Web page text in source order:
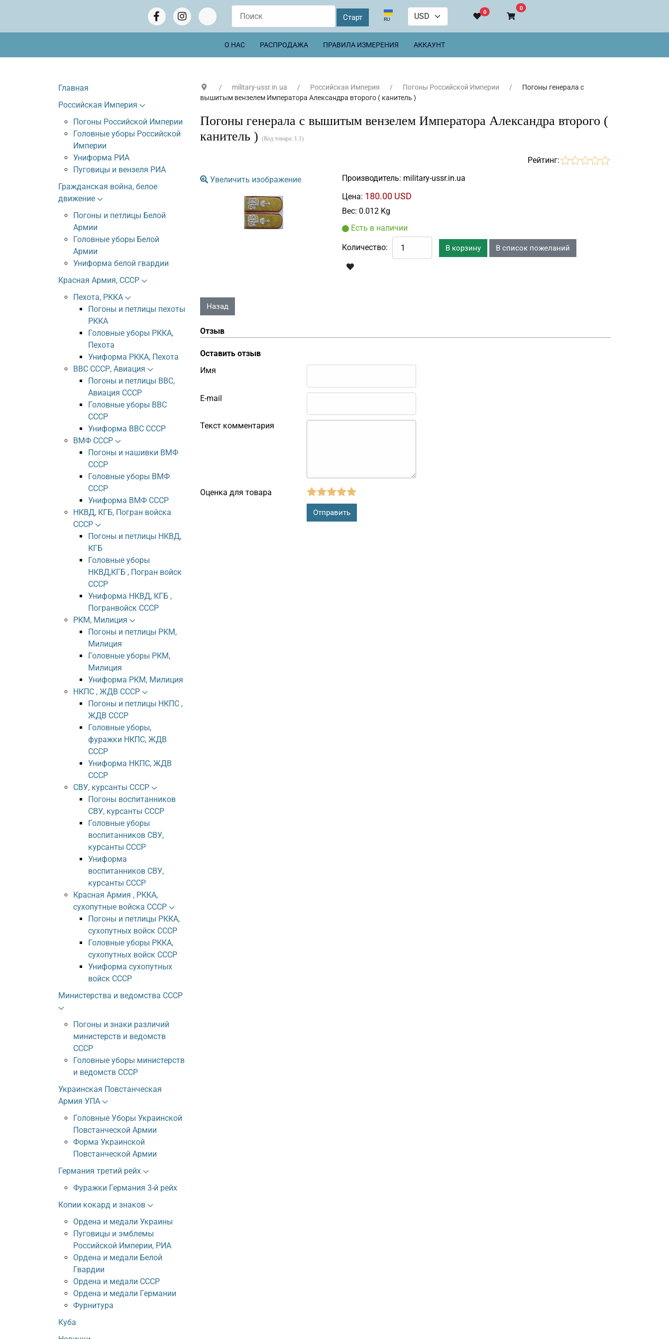
Выберите язык
RU
0
0В корзину
О НАС РАСПРОДАЖА ПРАВИЛА ИЗМЕРЕНИЯ АККАУНТ
Главная
Российская Империя
Погоны Российской Империи
Головные уборы Российской
Империи
Униформа РИА
Пуговицы и вензеля РИА
Гражданская война, белое
движение
Погоны и петлицы Белой
Армии
Головные уборы Белой
Армии
Униформа белой гвардии
Красная Армия, СССР
Пехота, РККА
Погоны и петлицы пехоты
РККА
Головные уборы РККА,
Пехота
Униформа РККА, Пехота
ВВС СССР, Авиация
Погоны и петлицы ВВС,
Авиация СССР
Головные уборы ВВС
СССР
Униформа ВВС СССР
ВМФ СССР
Погоны и нашивки ВМФ
СССР
Головные уборы ВМФ
СССР
Униформа ВМФ СССР
НКВД, КГБ, Погран войска
СССР
Погоны и петлицы НКВД,
КГБ
Головные уборы
НКВД,КГБ , Погран войск
СССР
Униформа НКВД, КГБ ,
Погранвойск СССР
РКМ, Милиция
Погоны и петлицы РКМ,
Милиция
Головные уборы РКМ,
Милиция
Униформа РКМ, Милиция
НКПС , ЖДВ СССР
Погоны и петлицы НКПС ,
ЖДВ СССР
Головные уборы,
фуражки НКПС, ЖДВ
СССР
Униформа НКПС, ЖДВ
СССР
СВУ, курсанты СССР
Погоны воспитанников
СВУ, курсанты СССР
Головные уборы
воспитанников СВУ,
курсанты СССР
Униформа
воспитанников СВУ,
курсанты СССР
Красная Армия , РККА,
сухопутные войска СССР
Погоны и петлицы РККА,
сухопутных войск СССР
Головные уборы РККА,
сухопутных войск СССР
Униформа сухопутных
войск СССР
Министерства и ведомства СССР
Погоны и знаки различий
министерств и ведомств
СССР
Головные уборы министерств
и ведомств СССР
Украинская Повстанческая
Армия УПА
Головные Уборы Украинской
Повстанческой Армии
Форма Украинской
Повстанческой Армии
Германия третий рейх
Фуражки Германия 3-й рейх
Копии кокард и знаков
Ордена и медали Украины
Пуговицы и эмблемы
Российской Империи, РИА
Ордена и медали Белой
Гвардии
Ордена и медали СССР
Ордена и медали Германии
Фурнитура
Куба
military-ussr.in.ua Российская Империя Погоны Российской Империи
Погоны генерала с
вышитым вензелем Императора Александра второго ( канитель )
Погоны генерала с вышитым вензелем Императора Александра второго (
канитель ) (Код товара: 1.1)
Рейтинг:
Увеличить изображение Производитель: military-ussr.in.ua
Цена: 180.00 USD
Вес: 0.012 Kg
Есть в наличии
Количество:
Отзыв
Оставить отзыв
Имя
E-mail
Текст комментария
Оценка для товара